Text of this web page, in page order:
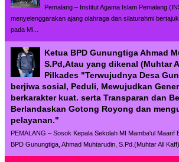
Pemalang – Institut Agama Islam Pemalang
menyelenggarakan ajang olahraga dan silaturahmi
pada Mi...
Ketua BPD Gunungtiga Ahmad
S.Pd,Atau yang dikenal (Muhtar
Pilkades "Terwujudnya Desa
berjiwa sosial, Peduli, Mewujudkan
berkarakter kuat. serta Transparan dan
Berlandaskan Gotong Royong dan
pelayanan."
PEMALANG – Sosok Kepala Sekolah MI Mamba'ul Maarif
BPD Gunungtiga, Ahmad Muhtarudin, S.Pd.(Muhtar All Kaff)